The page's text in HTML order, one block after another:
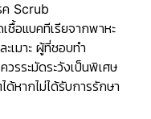
Scrub
ชื้อแบคทีเรียจากพาหะ
เมาะ ผู้ที่ชอบทำ
รระมัดระวังเป็นพิเศษ
ด้หากไม่ได้รับการรักษา